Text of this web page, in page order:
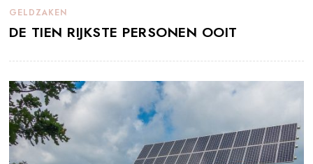
GELDZAKEN
DE TIEN RIJKSTE PERSONEN OOIT